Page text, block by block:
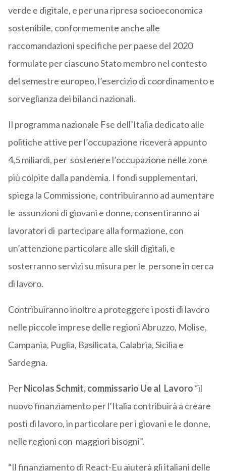
verde e digitale, e per una ripresa socioeconomica
sostenibile, conformemente anche alle
raccomandazioni specifiche per paese del 2020
formulate per ciascuno Stato membro nel contesto
del semestre europeo, l’esercizio di coordinamento e
sorveglianza dei bilanci nazionali.
Il programma nazionale Fse dell’Italia dedicato alle
politiche attive per l’occupazione riceverà appunto
4,5 miliardi, per sostenere l’occupazione nelle zone
più colpite dalla pandemia. I fondi supplementari,
spiega la Commissione, contribuiranno ad aumentare
le assunzioni di giovani e donne, consentiranno ai
lavoratori di partecipare alla formazione, con
un’attenzione particolare alle skill digitali, e
sosterranno servizi su misura per le persone in cerca
di lavoro.
Contribuiranno inoltre a proteggere i posti di lavoro
nelle piccole imprese delle regioni Abruzzo, Molise,
Campania, Puglia, Basilicata, Calabria, Sicilia e
Sardegna.
PerNicolas Schmit, commissario Ue al Lavoro “il
nuovo finanziamento per l’Italia contribuirà a creare
posti di lavoro, in particolare per i giovani e le donne,
nelle regioni con maggiori bisogni”.
“Il finanziamento di React-Eu aiuterà gli italiani delle